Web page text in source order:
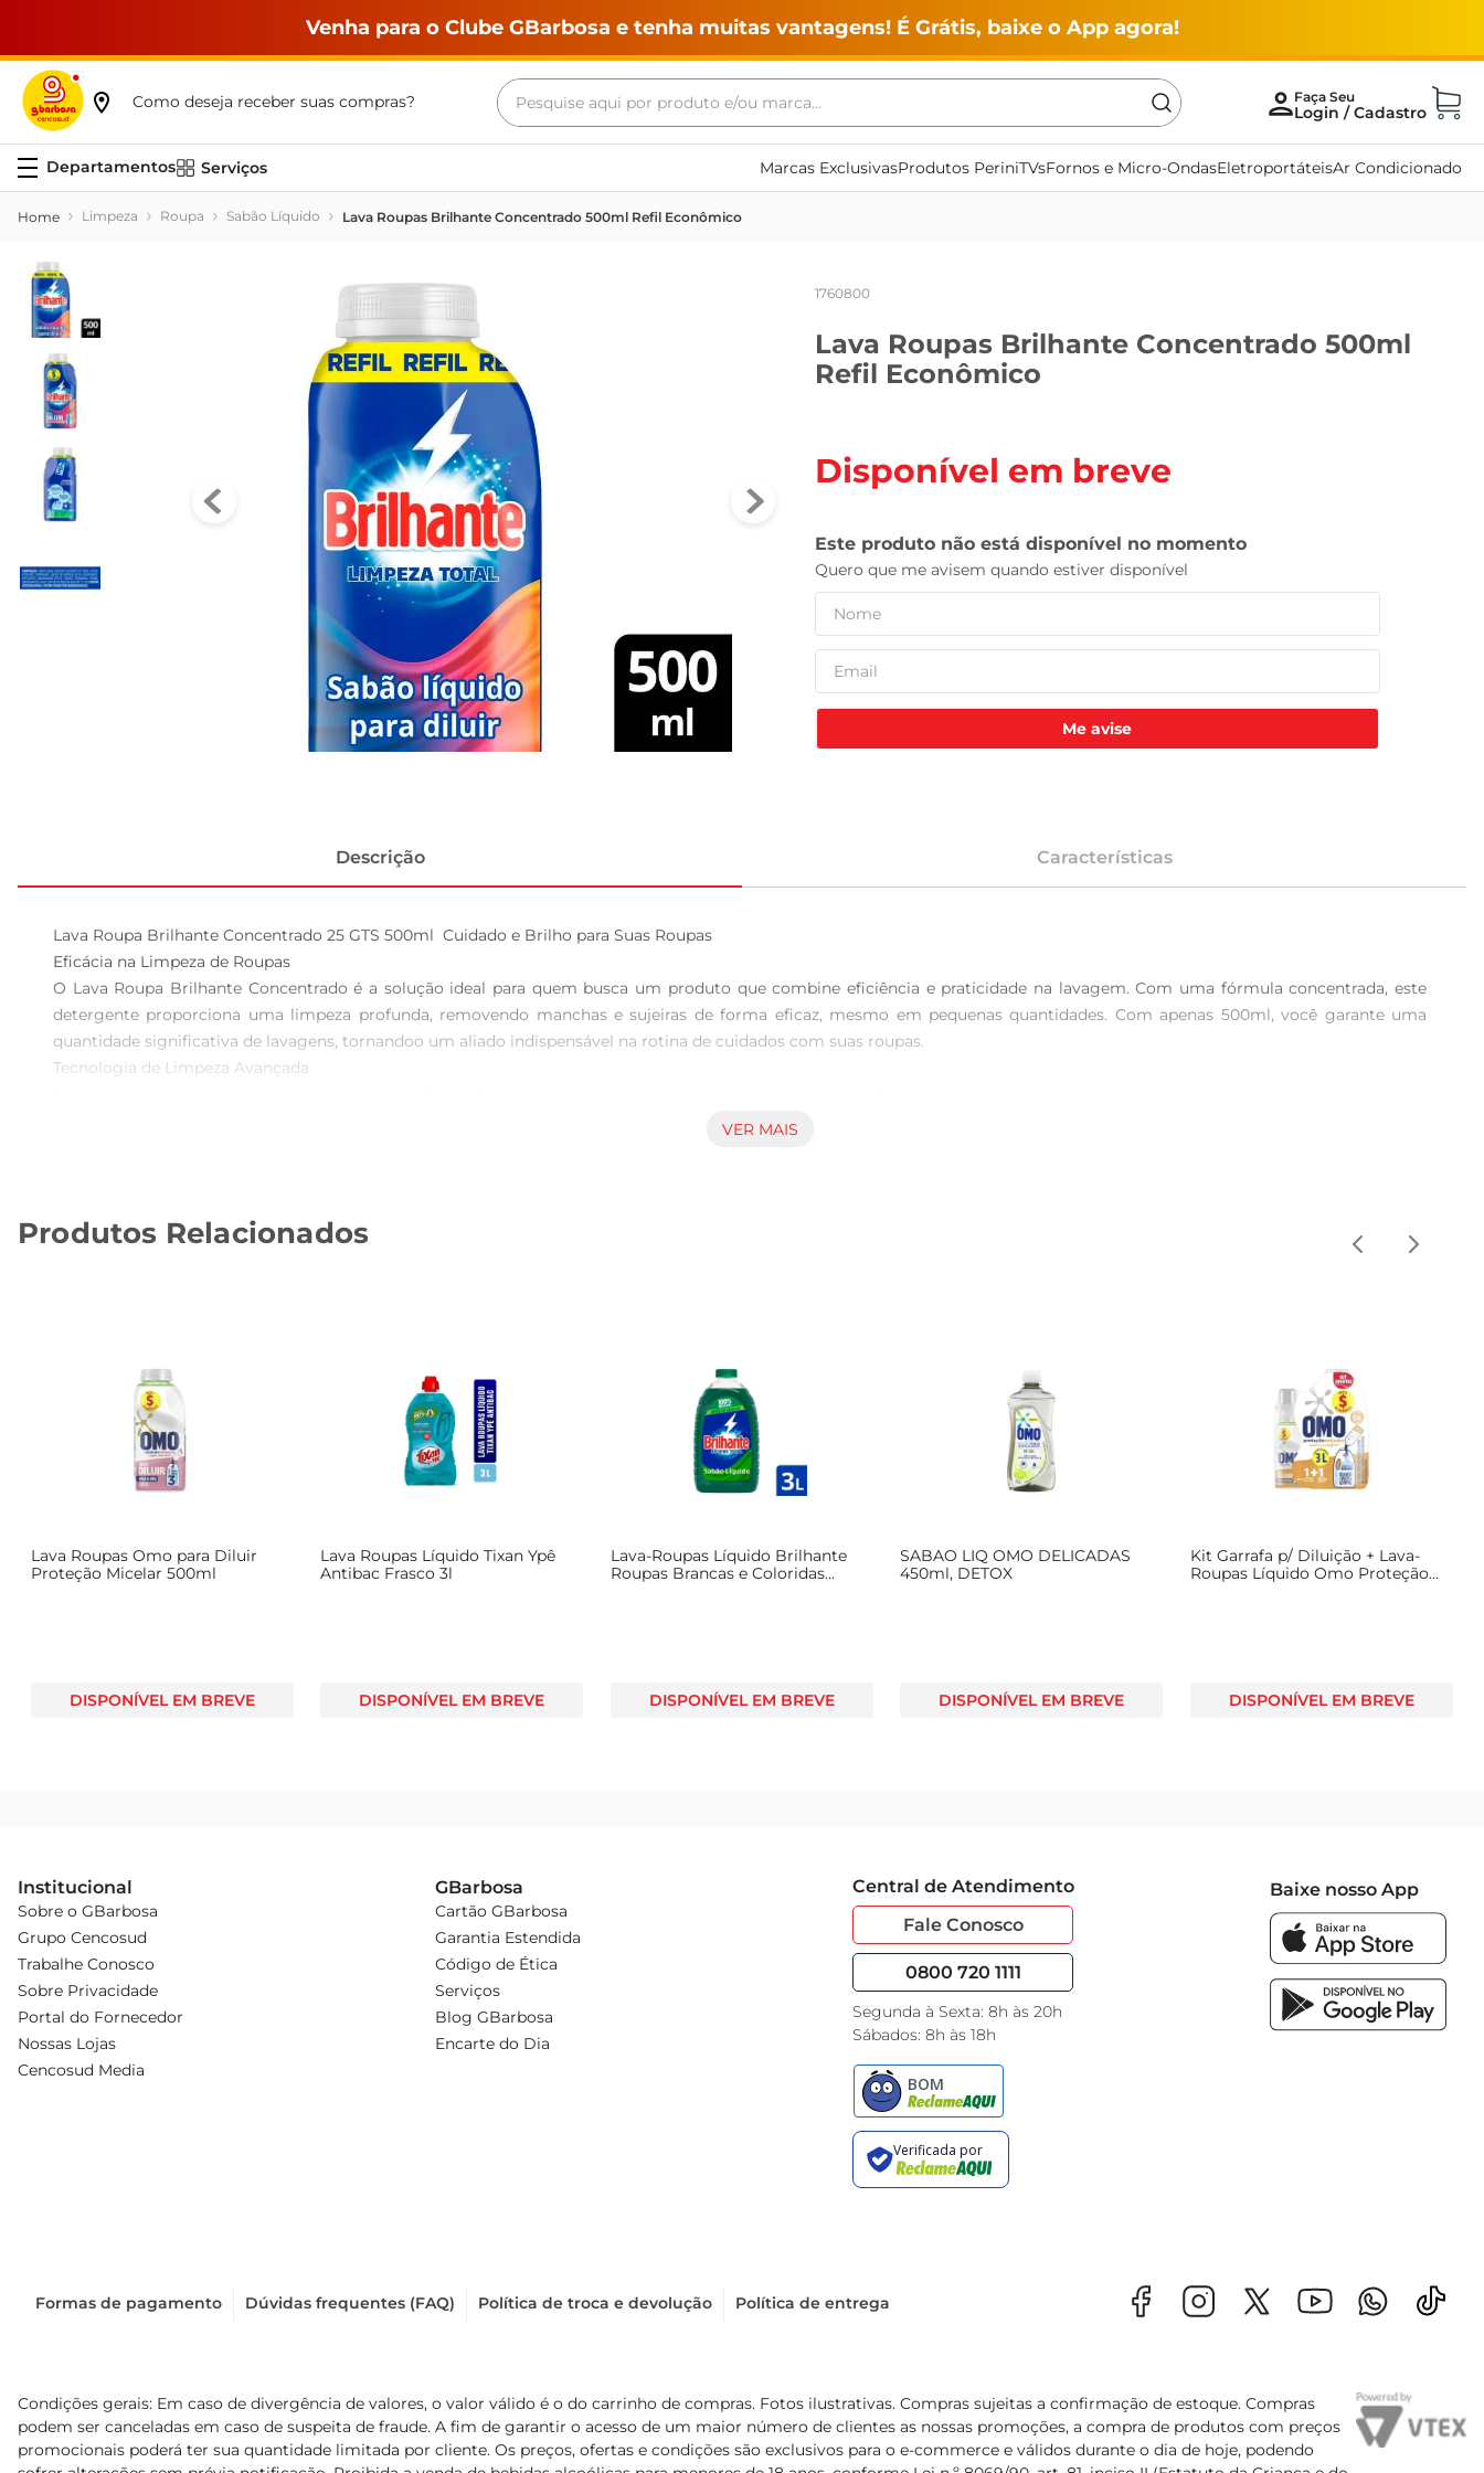
Venha para o Clube GBarbosa e tenha muitas vantagens! É Grátis, baixe o App agora!
Como deseja receber suas compras?
Pesquise aqui por produto e/ou marca...
Serviços Marcas ExclusivasProdutos PeriniTVsFornos e Micro-OndasEletroportáteisAr Condicionado
Limpeza Roupa Sabão Líquido Lava Roupas Brilhante Concentrado 500ml Refil Econômico
1760800
Lava Roupas Brilhante Concentrado 500ml
Refil Econômico
Disponível em breve
Me avise
Descrição Características
Lava Roupa Brilhante Concentrado 25 GTS 500ml  Cuidado e Brilho para Suas Roupas
Eficácia na Limpeza de Roupas
O Lava Roupa Brilhante Concentrado é a solução ideal para quem busca um produto que combine eficiência e praticidade na lavagem. Com uma fórmula concentrada, este
detergente proporciona uma limpeza profunda, removendo manchas e sujeiras de forma eficaz, mesmo em pequenas quantidades. Com apenas 500ml, você garante uma
quantidade significativa de lavagens, tornandoo um aliado indispensável na rotina de cuidados com suas roupas.
Tecnologia de Limpeza Avançada
as roupas. Sua concentração de 25 GTS Grau de Tensoativo Super proporciona um rendimento superior, permitindo que você utilize menos produto por lavagem, economizando
sensação de limpeza e frescor que dura por muito mais tempo. É ideal para quem aprecia roupas que não apenas estão limpas, mas também cheirosas.
Com o Lava Roupa Brilhante Concentrado, suas roupas ficam impecáveis, com um brilho renovado e um perfume agradável, tudo isso com a praticidade que você precisa no dia
VER MAIS
Produtos Relacionados
Lava Roupas Omo para Diluir
Proteção Micelar 500ml
DISPONÍVEL EM BREVE
Lava Roupas Líquido Tixan Ypê
Antibac Frasco 3l
DISPONÍVEL EM BREVE
Lava-Roupas Líquido Brilhante
Roupas Brancas e Coloridas
DISPONÍVEL EM BREVE
SABAO LIQ OMO DELICADAS
450ml, DETOX
DISPONÍVEL EM BREVE
Kit Garrafa p/ Diluição + Lava-
Roupas Líquido Omo Proteção
DISPONÍVEL EM BREVE
Institucional
Sobre o GBarbosa
Grupo Cencosud
Trabalhe Conosco
Sobre Privacidade
Portal do Fornecedor
Nossas Lojas
Cencosud Media
GBarbosa
Cartão GBarbosa
Garantia Estendida
Código de Ética
Serviços
Blog GBarbosa
Encarte do Dia
Central de Atendimento
Fale Conosco
0800 720 1111
Segunda à Sexta: 8h às 20h
Sábados: 8h às 18h
Baixe nosso App
Formas de pagamento Dúvidas frequentes (FAQ) Política de troca e devolução Política de entrega
Condições gerais: Em caso de divergência de valores, o valor válido é o do carrinho de compras. Fotos ilustrativas. Compras sujeitas a confirmação de estoque. Compras
podem ser canceladas em caso de suspeita de fraude. A fim de garantir o acesso de um maior número de clientes as nossas promoções, a compra de produtos com preços
promocionais poderá ter sua quantidade limitada por cliente. Os preços, ofertas e condições são exclusivos para o e-commerce e válidos durante o dia de hoje, podendo
Termos mais buscados
maquina lavar
leite pó